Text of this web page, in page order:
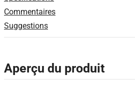
Commentaires
Suggestions
Aperçu du produit